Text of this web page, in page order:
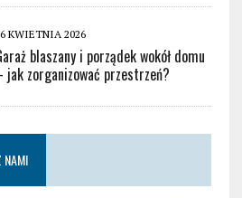
KWIETNIA 2026
blaszany i porządek wokół domu
jak zorganizować przestrzeń?
NAMI